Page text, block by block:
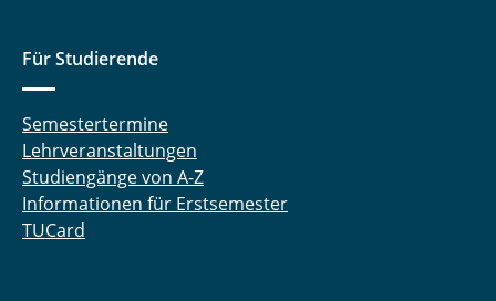
Für Studierende
Semestertermine
Lehrveranstaltungen
Studiengänge von A-Z
Informationen für Erstsemester
TUCard